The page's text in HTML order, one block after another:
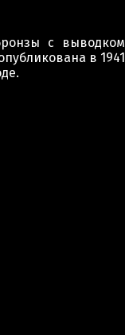
с выводком
в 1941